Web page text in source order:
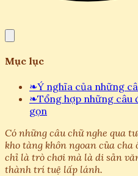
Mục lục
❧Ý nghĩa của những
❧Tổng hợp những câu
gọn
Có những câu chữ nghe qua
kho tàng khôn ngoan của cha
chỉ là trò chơi mà là di sản
thành trí tuệ lấp lánh.